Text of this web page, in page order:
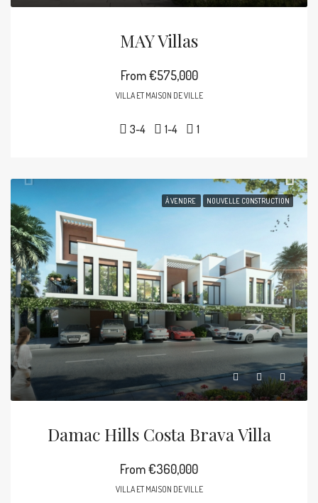
MAY Villas
From€575,000
VILLA ET MAISON DE VILLE
3-4 1-4 1
À VENDRE NOUVELLE CONSTRUCTION
Damac Hills Costa Brava Villa
From€360,000
VILLA ET MAISON DE VILLE